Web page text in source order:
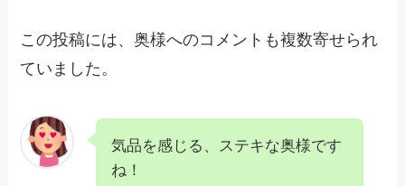
この投稿には、奥様へのコメントも複数寄せられ
ていました。
気品を感じる、ステキな奥様です
ね！